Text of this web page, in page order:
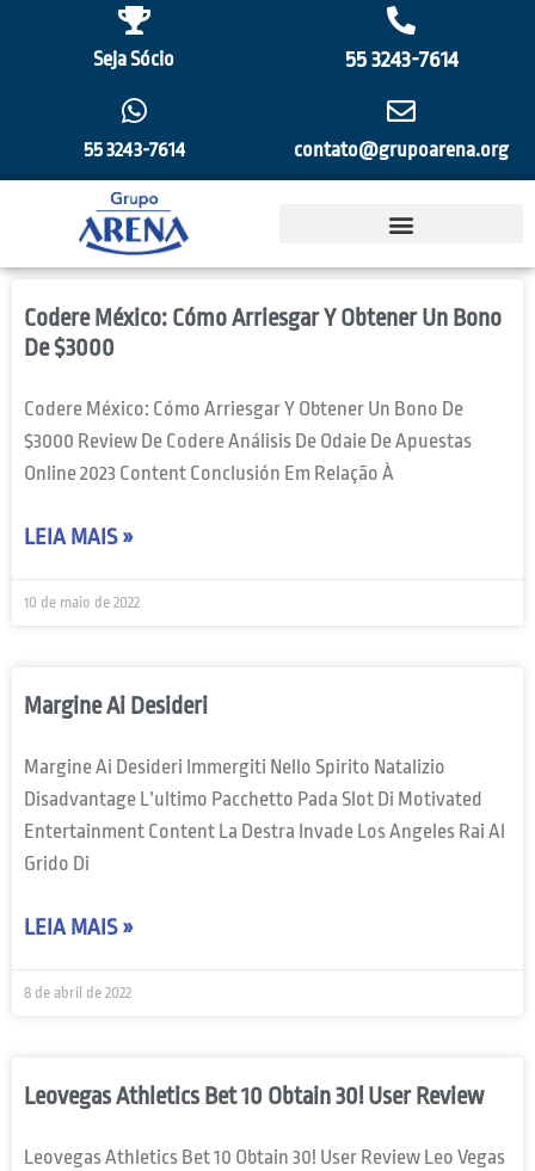
Seja Sócio 55 3243-7614
55 3243-7614 contato@grupoarena.org
Codere México: Cómo Arriesgar Y Obtener Un Bono
De $3000
Codere México: Cómo Arriesgar Y Obtener Un Bono De
$3000 Review De Codere Análisis De Odaie De Apuestas
Online 2023 Content Conclusión Em Relação À
LEIA MAIS »
10 de maio de 2022
Margine Ai Desideri
Margine Ai Desideri Immergiti Nello Spirito Natalizio
Disadvantage L’ultimo Pacchetto Pada Slot Di Motivated
Entertainment Content La Destra Invade Los Angeles Rai Al
Grido Di
LEIA MAIS »
8 de abril de 2022
Leovegas Athletics Bet 10 Obtain 30! User Review
Leovegas Athletics Bet 10 Obtain 30! User Review Leo Vegas